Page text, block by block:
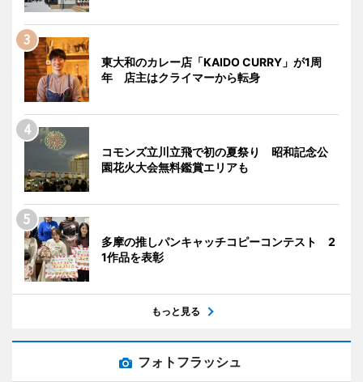
東大和のカレー店「KAIDO CURRY」が1周
年 店主はクライマーから転身
コモンズ立川立飛で初の夏祭り 昭和記念公
園花火大会無料鑑賞エリアも
多摩の推しパンキャッチコピーコンテスト 2
1作品を表彰
もっと見る
フォトフラッシュ